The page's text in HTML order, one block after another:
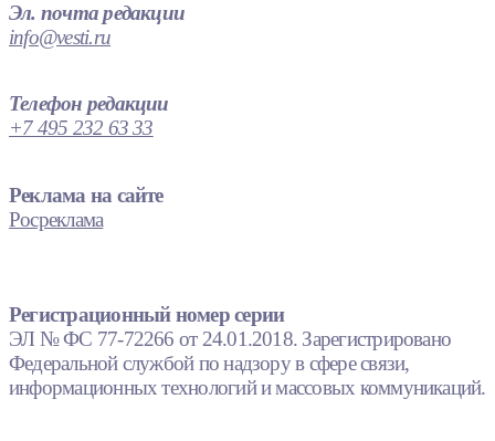
Эл. почта редакции
info@vesti.ru
Телефон редакции
+7 495 232 63 33
Реклама на сайте
Росреклама
Регистрационный номер серии
ЭЛ № ФС 77-72266 от 24.01.2018. Зарегистрировано
Федеральной службой по надзору в сфере связи,
информационных технологий и массовых коммуникаций.